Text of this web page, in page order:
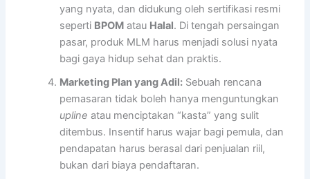
yang nyata, dan didukung oleh sertifikasi resmi
seperti BPOM atau Halal. Di tengah persaingan
pasar, produk MLM harus menjadi solusi nyata
bagi gaya hidup sehat dan praktis.
Marketing Plan yang Adil: Sebuah rencana
pemasaran tidak boleh hanya menguntungkan
upline atau menciptakan “kasta” yang sulit
ditembus. Insentif harus wajar bagi pemula, dan
pendapatan harus berasal dari penjualan riil,
bukan dari biaya pendaftaran.